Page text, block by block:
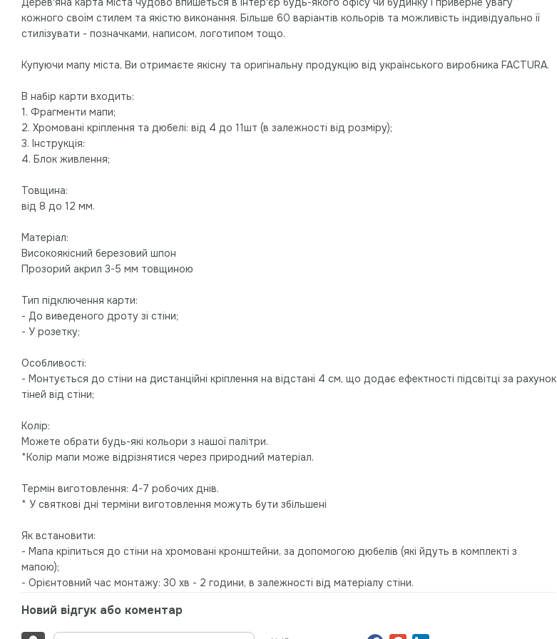
кожного своїм стилем та якістю виконання. Більше 60 варіантів кольорів та можливість індивідуально її
стилізувати - позначками, написом, логотипом тощо.
Купуючи мапу міста, Ви отримаєте якісну та оригінальну продукцію від українського виробника FACTURA.
В набір карти входить:
1. Фрагменти мапи;
2. Хромовані кріплення та дюбелі: від 4 до 11шт (в залежності від розміру);
3. Інструкція:
4. Блок живлення;
Товщина:
від 8 до 12 мм.
Матеріал:
Високоякісний березовий шпон
Прозорий акрил 3-5 мм товщиною
Тип підключення карти:
- До виведеного дроту зі стіни;
- У розетку;
Особливості:
- Монтується до стіни на дистанційні кріплення на відстані 4 см, що додає ефектності підсвітці за рахунок
тіней від стіни;
Колір:
Можете обрати будь-які кольори з нашої палітри.
*Колір мапи може відрізнятися через природний матеріал.
Термін виготовлення: 4-7 робочих днів.
* У святкові дні терміни виготовлення можуть бути збільшені
Як встановити:
- Мапа кріпиться до стіни на хромовані кронштейни, за допомогою дюбелів (які йдуть в комплекті з
мапою);
- Орієнтовний час монтажу: 30 хв - 2 години, в залежності від матеріалу стіни.
Новий відгук або коментар